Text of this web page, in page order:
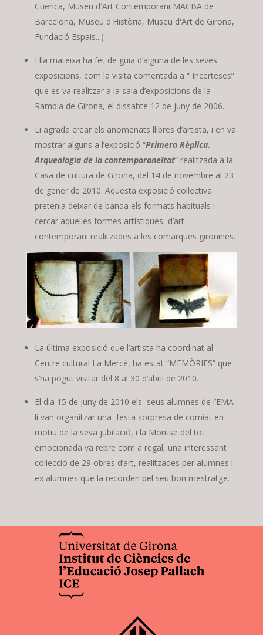
Cuenca, Museu d'Art Contemporani MACBA de
Barcelona, Museu d'Història, Museu d'Art de Girona,
Fundació Espais...)
Ella mateixa ha fet de guia d’alguna de les seves
exposicions, com la visita comentada a “ Incerteses”
que es va realitzar a la sala d’exposicions de la
Rambla de Girona, el dissabte 12 de juny de 2006.
Li agrada crear els anomenats llibres d’artista, i en va
mostrar alguns a l’exposició “Primera Rèplica.
Arqueologia de la contemporaneïtat” realitzada a la
Casa de cultura de Girona, del 14 de novembre al 23
de gener de 2010. Aquesta exposició col·lectiva
pretenia deixar de banda els formats habituals i
cercar aquelles formes artístiques d’art
contemporani realitzades a les comarques gironines.
La última exposició que l’artista ha coordinat al
Centre cultural La Mercè, ha estat “MEMÒRIES” que
s’ha pogut visitar del 8 al 30 d’abril de 2010.
El dia 15 de juny de 2010 els seus alumnes de l’EMA
li van organitzar una festa sorpresa de comiat en
motiu de la seva jubilació, i la Montse del tot
emocionada va rebre com a regal, una interessant
col·lecció de 29 obres d’art, realitzades per alumnes i
ex alumnes que la recorden pel seu bon mestratge.